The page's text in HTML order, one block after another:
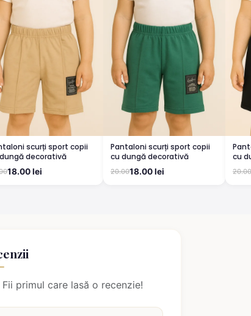
scurți sport copii
decorativă
18.00 lei
Pantaloni scurți sport copii
cu dungă decorativă
20.0018.00 lei
cu
20.00
Fii primul care lasă o recenzie!